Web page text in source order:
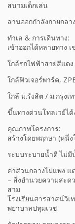
สนามเด็กเล่น
ลานออกกำลังกายกลา
ทำเล & การเดินทาง:
เข้าออกได้หลายทาง
ใกล้รถไฟฟ้าสายสีแด
ใกล้ฟิวเจอร์พาร์ค,
ใกล้ ม.รังสิต / ม.กรุงเ
ขึ้นทางด่วนโทลเวย์ได้
คุณภาพโครงการ:
สร้างโดยพฤกษา (หนึ่
ระบบระบายน้ำดี ไม่มี
ค่าส่วนกลางไม่แพง แ
– สิ่งอำนวยความสะด
สาม
โรงเรียนสารสาสน์วิเ
พยาบาลปทุมเวช